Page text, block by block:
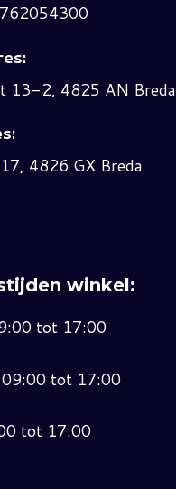
13-2, 4825 AN Breda
4826 GX Breda
winkel:
tot 17:00
09:00 tot 17:00
tot 17:00